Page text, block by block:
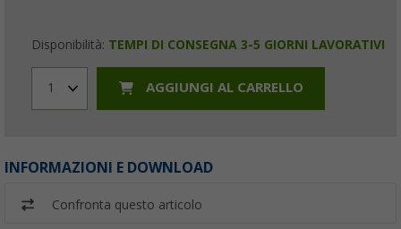
Disponibilità: TEMPI DI CONSEGNA 3-5 GIORNI LAVORATIVI
1 AGGIUNGI AL CARRELLO
INFORMAZIONI E DOWNLOAD
Confronta questo articolo